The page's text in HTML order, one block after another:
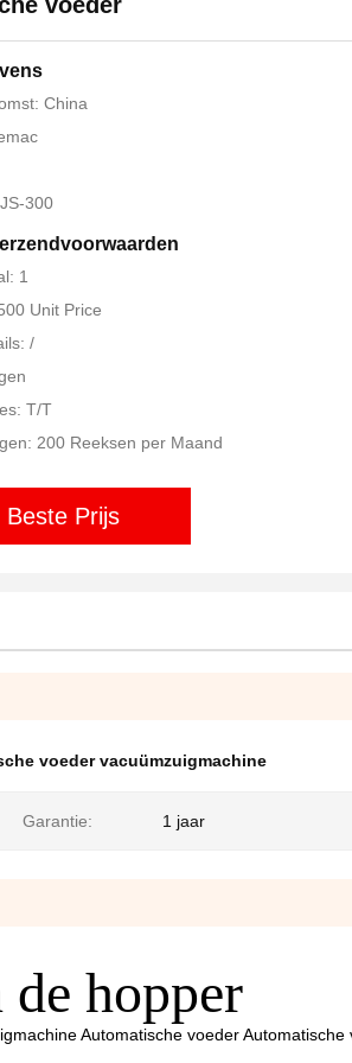
China
300
1
Unit Price
/
T/T
200 Reeksen per Maand
Beste Prijs
voeder vacuümzuigmachine
Garantie: 1 jaar
hopper
Automatische voeder Automatische